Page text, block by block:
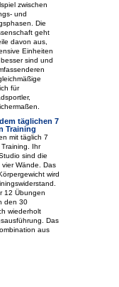
zwischen
und
Die
geht
davon aus,
Einheiten
sind und
für
täglichen 7
Training
mit täglich 7
Ihr
sind die
Wände. Das
wird
12 Übungen
den 30
wiederholt
Das
aus